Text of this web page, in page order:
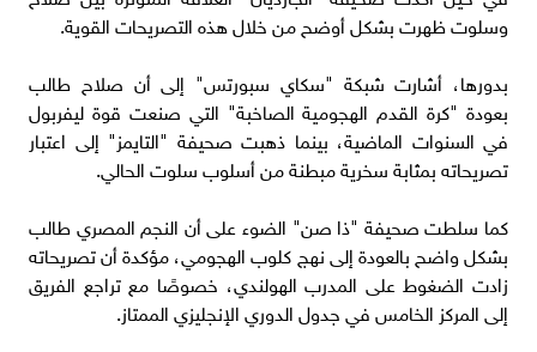
وسلوت ظهرت بشكل أوضح من خلال هذه التصريحات القوية.
بدورها، أشارت شبكة "سكاي سبورتس" إلى أن صلاح طالب
بعودة "كرة القدم الهجومية الصاخبة" التي صنعت قوة ليفربول
في السنوات الماضية، بينما ذهبت صحيفة "التايمز" إلى اعتبار
تصريحاته بمثابة سخرية مبطنة من أسلوب سلوت الحالي.
كما سلطت صحيفة "ذا صن" الضوء على أن النجم المصري طالب
بشكل واضح بالعودة إلى نهج كلوب الهجومي، مؤكدة أن تصريحاته
زادت الضغوط على المدرب الهولندي، خصوصًا مع تراجع الفريق
إلى المركز الخامس في جدول الدوري الإنجليزي الممتاز.